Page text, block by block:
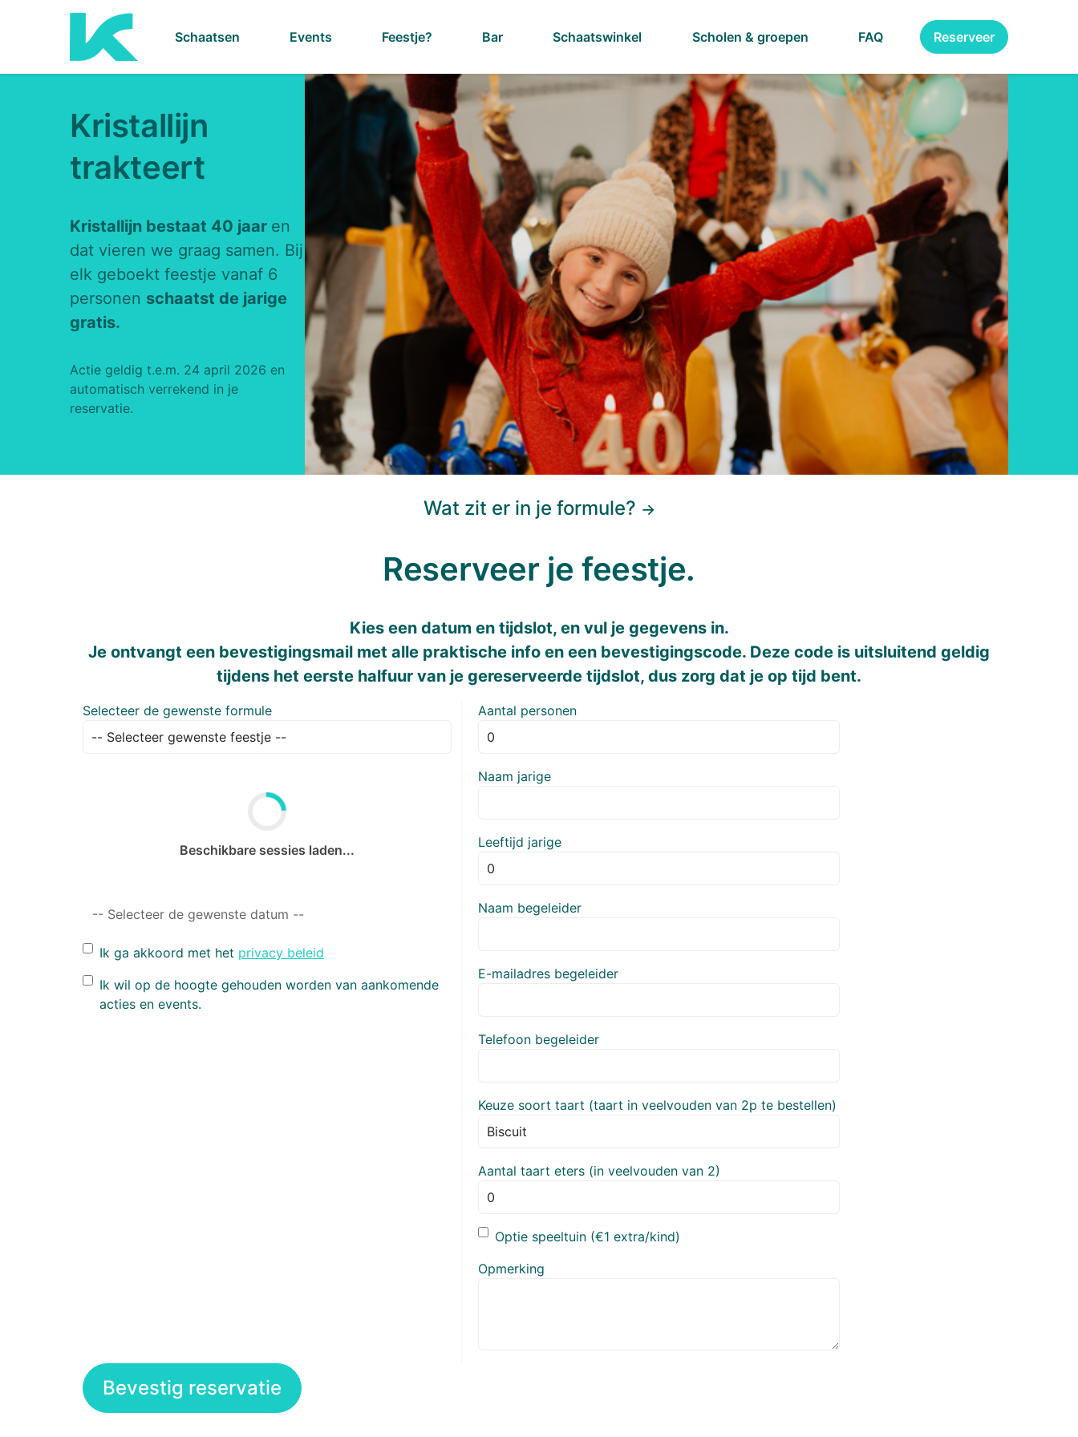
Schaatsen Events Feestje? Bar Schaatswinkel Scholen & groepen FAQ Reserveer
Kristallijn
trakteert
Kristallijn bestaat 40 jaar en
dat vieren we graag samen. Bij
elk geboekt feestje vanaf 6
personen schaatst de jarige
gratis.
Actie geldig t.e.m. 24 april 2026 en
automatisch verrekend in je
reservatie.
Wat zit er in je formule? →
Reserveer je feestje.
Kies een datum en tijdslot, en vul je gegevens in.
Je ontvangt een bevestigingsmail met alle praktische info en een bevestigingscode. Deze code is uitsluitend geldig
tijdens het eerste halfuur van je gereserveerde tijdslot, dus zorg dat je op tijd bent.
Selecteer de gewenste formule
Beschikbare sessies laden...
-- Selecteer de gewenste datum --
Ik ga akkoord met het privacy beleid
Ik wil op de hoogte gehouden worden van aankomende
acties en events.
Aantal personen
Naam jarige
Leeftijd jarige
Naam begeleider
E-mailadres begeleider
Telefoon begeleider
Keuze soort taart (taart in veelvouden van 2p te bestellen)
Aantal taart eters (in veelvouden van 2)
Optie speeltuin (€1 extra/kind)
Opmerking
Bevestig reservatie